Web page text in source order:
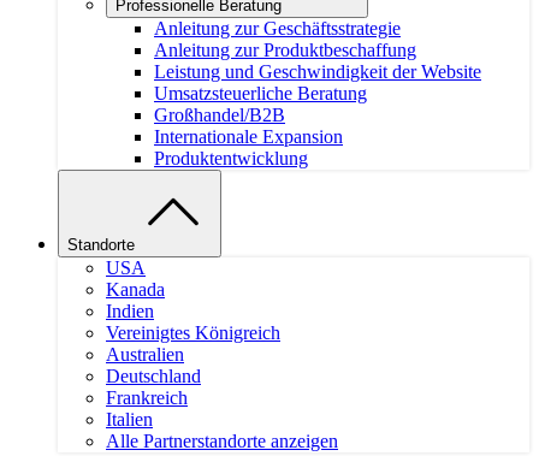
Professionelle Beratung
Anleitung zur Geschäftsstrategie
Anleitung zur Produktbeschaffung
Leistung und Geschwindigkeit der Website
Umsatzsteuerliche Beratung
Großhandel/B2B
Internationale Expansion
Produktentwicklung
Standorte
USA
Kanada
Indien
Vereinigtes Königreich
Australien
Deutschland
Frankreich
Italien
Alle Partnerstandorte anzeigen